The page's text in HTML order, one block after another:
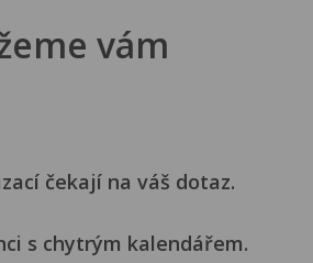
vám
čekají na váš dotaz.
s chytrým kalendářem.